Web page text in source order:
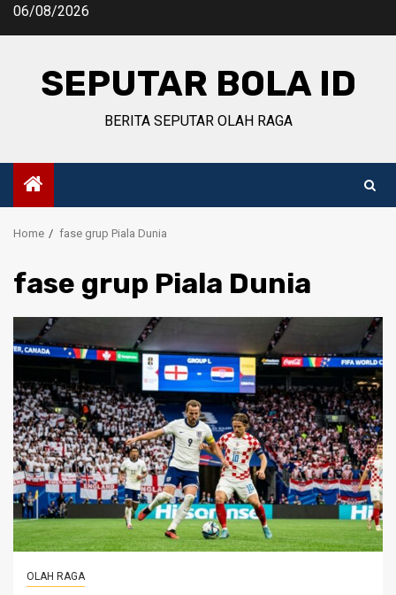
Skip06/08/2026
SEPUTAR BOLA ID
BERITA SEPUTAR OLAH RAGA
Home fase grup Piala Dunia
fase grup Piala Dunia
OLAH RAGA